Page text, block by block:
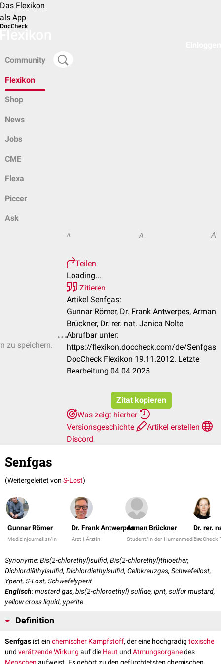
Das Flexikon
als App
Community
Flexikon
Shop
News
Jobs
CME
Flexa
Piccer
Ask
zu speichern.
A A A
Teilen
Loading...
Zitieren
Artikel Senfgas:
Gunnar Römer, Dr. Frank Antwerpes, Arman
Brückner, Dr. rer. nat. Janica Nolte
Abrufbar unter:
https://flexikon.doccheck.com/de/Senfgas
DocCheck Flexikon 19.11.2012. Letzte
Bearbeitung 04.04.2025
Zitat kopieren
Was zeigt hierher
Versionsgeschichte
Artikel erstellen
Discord
Senfgas
(Weitergeleitet von S-Lost)
Gunnar Römer
Medizinjournalist/in
Dr. Frank Antwerpes
Arzt | Ärztin
Arman Brückner
Student/in der Humanmedizin
Dr. rer.
DocCheck
Synonyme: Bis(2-chlorethyl)sulfid, Bis(2-chlorethyl)thioether,
Dichlordiäthylsulfid, Dichlordiethylsulfid, Gelbkreuzgas, Schwefellost,
Yperit, S-Lost, Schwefelyperit
Englisch: mustard gas, bis(2-chloroethyl) sulfide, iprit, sulfur mustard,
yellow cross liquid, yperite
Definition
Senfgas ist ein chemischer Kampfstoff, der eine hochgradig toxische
und verätzendeWirkung auf die Haut und Atmungsorganedes
Menschen aufweist. Es gehört zu den gefürchtetsten chemischen